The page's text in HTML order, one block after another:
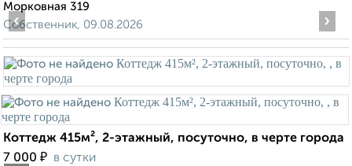
Морковная 319
Собственник, 09.08.2026
‹ ›
Коттедж 415м², 2-этажный, посуточно, в черте города
7 000 ₽ в сутки